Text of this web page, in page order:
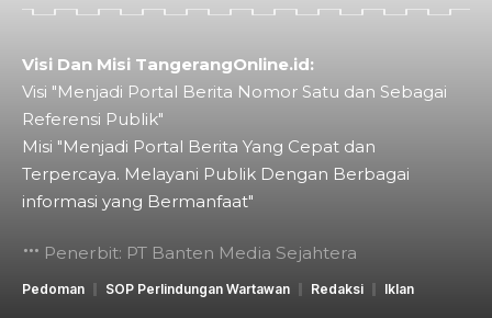
Visi Dan Misi TangerangOnline.id:
Visi "Menjadi Portal Berita Nomor Satu dan Sebagai
Referensi Publik"
Misi "Menjadi Portal Berita Yang Cepat dan
Terpercaya. Melayani Publik Dengan Berbagai
informasi yang Bermanfaat"
Penerbit: PT Banten Media Sejahtera
Pedoman SOP Perlindungan Wartawan Redaksi Iklan